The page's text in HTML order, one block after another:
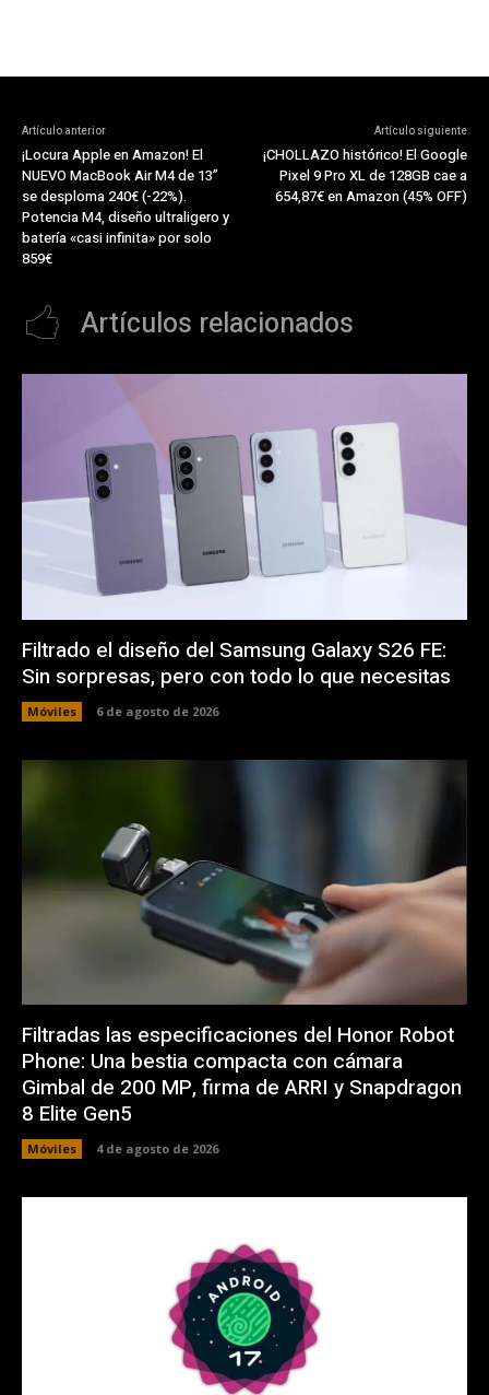
Artículo anterior
¡Locura Apple en Amazon! El
NUEVO MacBook Air M4 de 13”
se desploma 240€ (-22%).
Potencia M4, diseño ultraligero y
batería «casi infinita» por solo
859€
Artículo siguiente
¡CHOLLAZO histórico! El Google
Pixel 9 Pro XL de 128GB cae a
654,87€ en Amazon (45% OFF)
Artículos relacionados
Filtrado el diseño del Samsung Galaxy S26 FE:
Sin sorpresas, pero con todo lo que necesitas
Móviles 6 de agosto de 2026
Filtradas las especificaciones del Honor Robot
Phone: Una bestia compacta con cámara
Gimbal de 200 MP, firma de ARRI y Snapdragon
8 Elite Gen5
Móviles 4 de agosto de 2026